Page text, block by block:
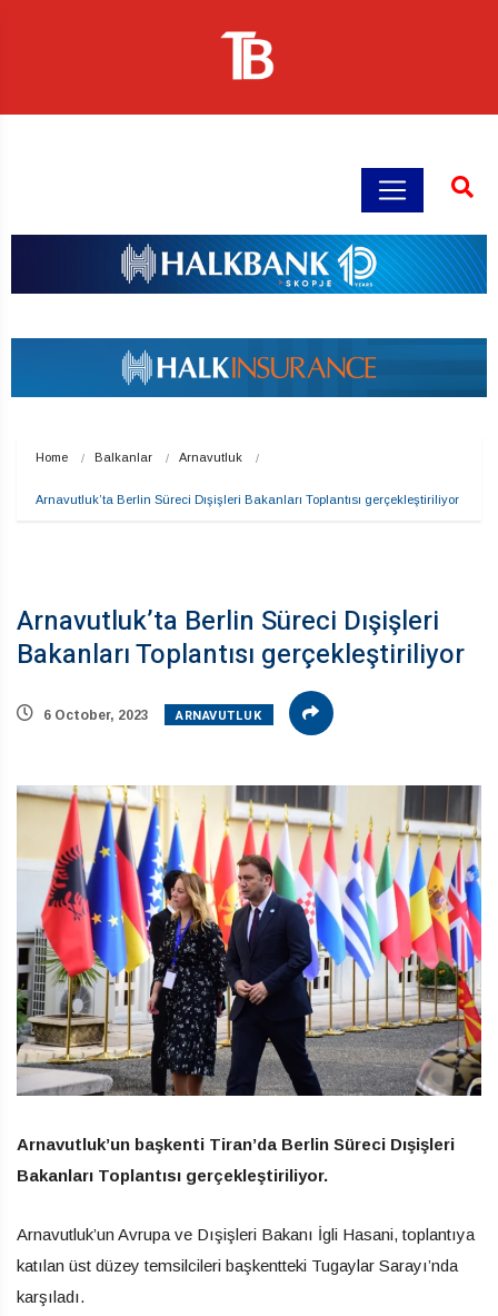
Home Balkanlar Arnavutluk
Arnavutluk’ta Berlin Süreci Dışişleri Bakanları Toplantısı gerçekleştiriliyor
Arnavutluk’ta Berlin Süreci Dışişleri
Bakanları Toplantısı gerçekleştiriliyor
6 October, 2023 ARNAVUTLUK
Arnavutluk’un başkenti Tiran’da Berlin Süreci Dışişleri
Bakanları Toplantısı gerçekleştiriliyor.
Arnavutluk’un Avrupa ve Dışişleri Bakanı İgli Hasani, toplantıya
katılan üst düzey temsilcileri başkentteki Tugaylar Sarayı’nda
karşıladı.